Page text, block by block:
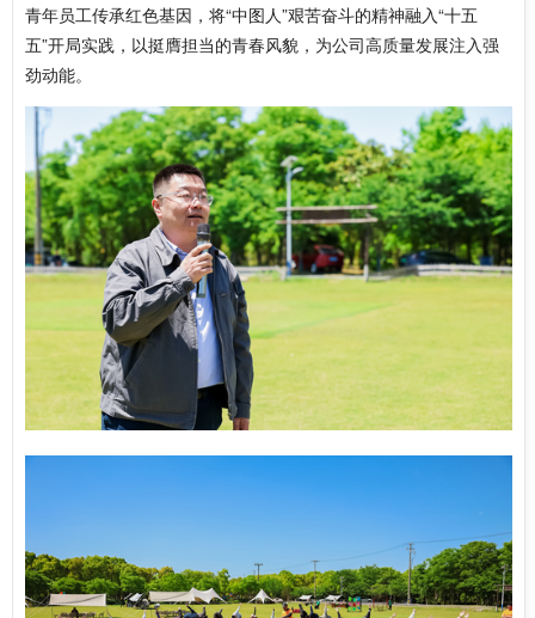
青年员工传承红色基因，将“中图人”艰苦奋斗的精神融入“十五
五”开局实践，以挺膺担当的青春风貌，为公司高质量发展注入强
劲动能。